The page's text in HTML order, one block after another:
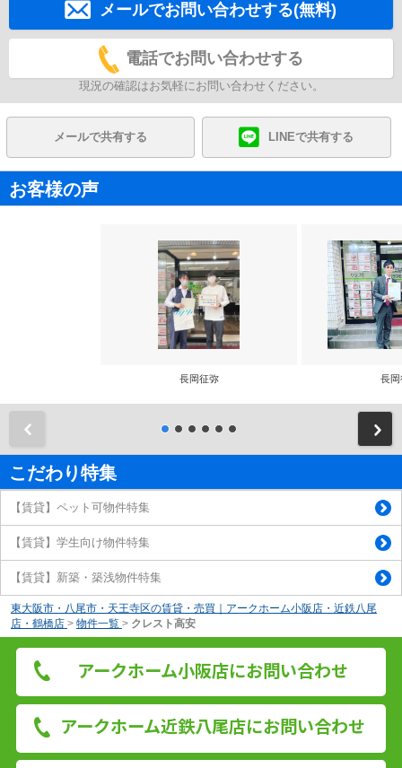
メールでお問い合わせする(無料)
電話でお問い合わせする
現況の確認はお気軽にお問い合わせください。
メールで共有する LINEで共有する
お客様の声
長岡征弥 長岡
こだわり特集
【賃貸】ペット可物件特集
【賃貸】学生向け物件特集
【賃貸】新築・築浅物件特集
東大阪市・八尾市・天王寺区の賃貸・売買｜アークホーム小阪店・近鉄八尾
店・鶴橋店 > 物件一覧 > クレスト高安
アークホーム小阪店にお問い合わせ
アークホーム近鉄八尾店にお問い合わせ